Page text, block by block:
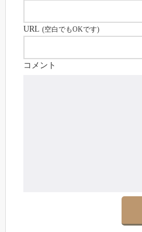
URL (空白でもOKです)
コメント